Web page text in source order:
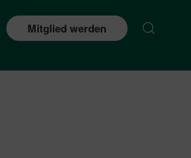
Mitglied werden